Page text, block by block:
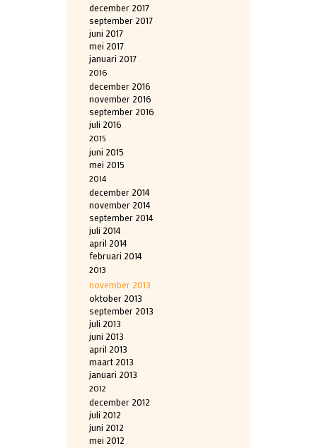
december 2017
september 2017
juni 2017
mei 2017
januari 2017
2016
december 2016
november 2016
september 2016
juli 2016
2015
juni 2015
mei 2015
2014
december 2014
november 2014
september 2014
juli 2014
april 2014
februari 2014
2013
november 2013
oktober 2013
september 2013
juli 2013
juni 2013
april 2013
maart 2013
januari 2013
2012
december 2012
juli 2012
juni 2012
mei 2012